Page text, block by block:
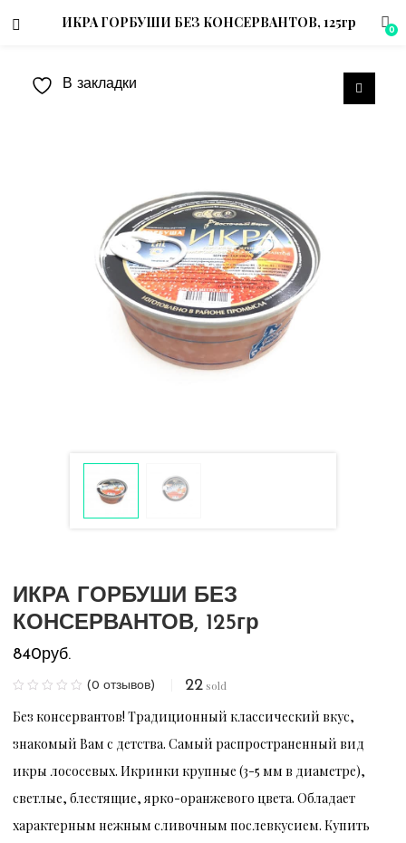
(Магазин)
ИКРА ГОРБУШИ БЕЗ КОНСЕРВАНТОВ, 125гр 0
ИКРА ГОРБУШИ БЕЗ
КОНСЕРВАНТОВ, 125гр
840руб.
(0 отзывов) 22 sold
Без консервантов! Традиционный классический вкус,
знакомый Вам с детства. Самый распространенный вид
икры лососевых. Икринки крупные (3-5 мм в диаметре),
светлые, блестящие, ярко-оранжевого цвета. Обладает
характерным нежным сливочным послевкусием. Купить
В закладки